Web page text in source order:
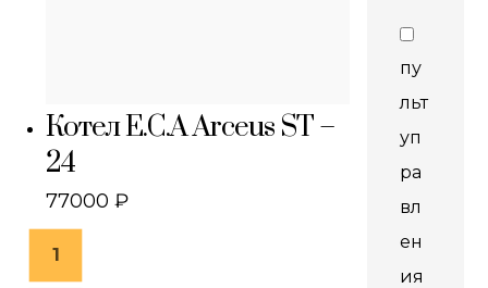
Котел E.C.A Arceus ST –
24
77000₽
1
пу
льт
уп
ра
вл
ен
ия